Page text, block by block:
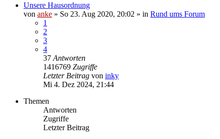
Unsere Hausordnung
von anke » So 23. Aug 2020, 20:02 » in Rund ums Forum
1
2
3
4
37 Antworten
1416769 Zugriffe
Letzter Beitrag von inky
Mi 4. Dez 2024, 21:44
Themen
Antworten
Zugriffe
Letzter Beitrag